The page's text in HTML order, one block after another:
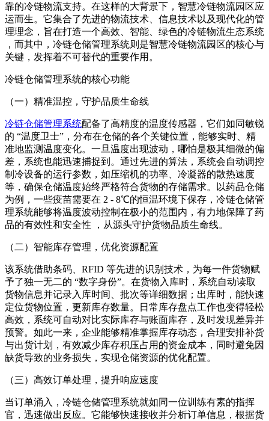
靠的冷链物流支持。在这样的大背景下，智慧冷链物流园区应
运而生。它集合了先进的物流技术、信息技术以及现代化的管
理理念，旨在打造一个高效、智能、绿色的冷链物流生态系统
，而其中，冷链仓储管理系统则是智慧冷链物流园区的核心与
关键，发挥着不可替代的重要作用。
冷链仓储管理系统的核心功能
（一）精准温控，守护品质生命线
冷链仓储管理系统配备了高精度的温度传感器，它们如同敏锐
的 “温度卫士”，分布在仓储的各个关键位置，能够实时、精
准地监测温度变化。一旦温度出现波动，哪怕是极其细微的偏
差，系统也能迅速捕捉到。通过先进的算法，系统会自动调控
制冷设备的运行参数，如压缩机的功率、冷凝器的散热速度
等，确保仓储温度始终严格符合货物的存储需求。以药品仓储
为例，一些疫苗需要在 2 - 8℃的恒温环境下保存，冷链仓储管
理系统能够将温度波动控制在极小的范围内，有力地保障了药
品的有效性和安全性 ，从源头守护货物品质生命线。
（二）智能库存管理，优化资源配置
该系统借助条码、RFID 等先进的识别技术，为每一件货物赋
予了独一无二的 “数字身份”。在货物入库时，系统自动读取
货物信息并记录入库时间、批次等详细数据；出库时，能快速
定位货物位置，更新库存数量。日常库存盘点工作也变得轻松
高效，系统可自动对比实际库存与账面库存，及时发现差异并
预警。如此一来，企业能够精准掌握库存动态，合理安排补货
与出货计划，有效减少库存积压占用的资金成本，同时避免因
缺货导致的业务损失，实现仓储资源的优化配置。
（三）高效订单处理，提升响应速度
当订单涌入，冷链仓储管理系统就如同一位训练有素的指挥
官，迅速做出反应。它能够快速接收并分析订单信息，根据货